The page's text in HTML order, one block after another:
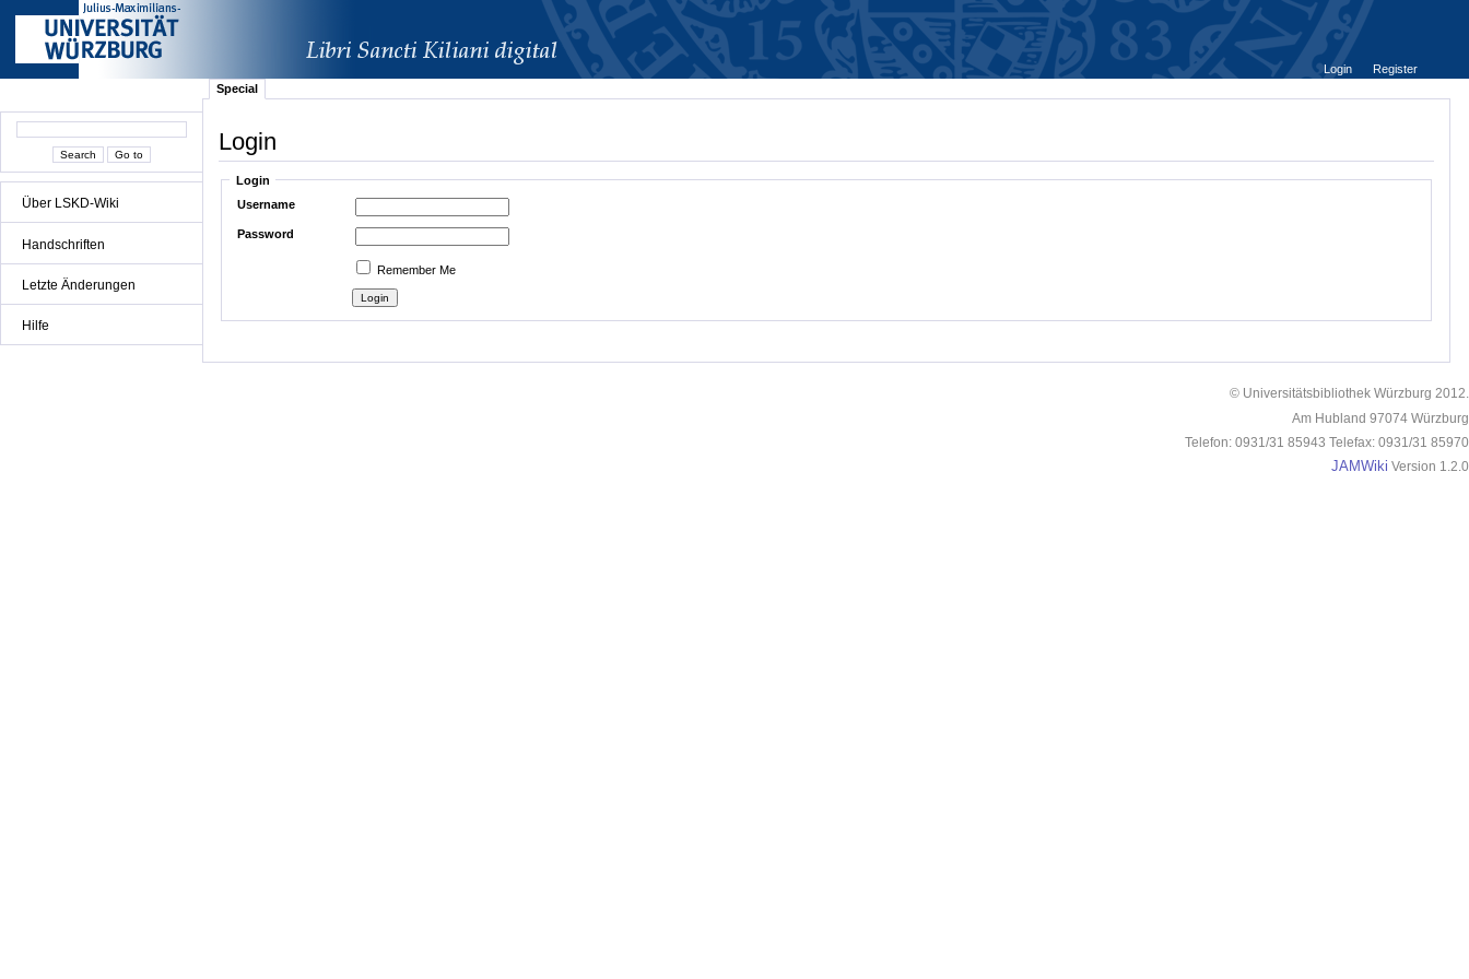
Über LSKD-Wiki
Handschriften
Letzte Änderungen
Hilfe
Login
Register
Special
Login
Login
Username
Password
Remember Me
© Universitätsbibliothek Würzburg 2012.
Am Hubland 97074 Würzburg
Telefon: 0931/31 85943 Telefax: 0931/31 85970
JAMWiki Version 1.2.0